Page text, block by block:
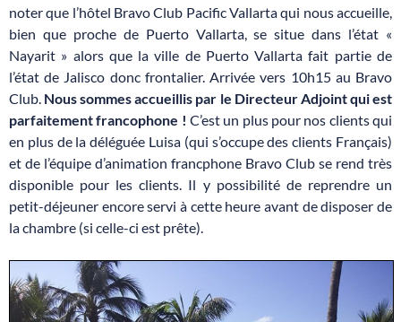
noter que l’hôtel Bravo Club Pacific Vallarta qui nous accueille,
bien que proche de Puerto Vallarta, se situe dans l’état «
Nayarit » alors que la ville de Puerto Vallarta fait partie de
l’état de Jalisco donc frontalier. Arrivée vers 10h15 au Bravo
Club. Nous sommes accueillis par le Directeur Adjoint qui est
parfaitement francophone ! C’est un plus pour nos clients qui
en plus de la déléguée Luisa (qui s’occupe des clients Français)
et de l’équipe d’animation francphone Bravo Club se rend très
disponible pour les clients. Il y possibilité de reprendre un
petit-déjeuner encore servi à cette heure avant de disposer de
la chambre (si celle-ci est prête).